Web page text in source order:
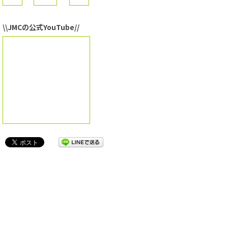
\\JMCの公式YouTube//